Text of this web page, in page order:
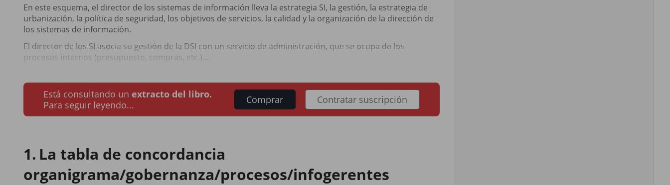
En este esquema, el director de los sistemas de información lleva la estrategia SI, la gestión, la estrategia de
urbanización, la política de seguridad, los objetivos de servicios, la calidad y la organización de la dirección de
los sistemas de información.
El director de los SI asocia su gestión de la DSI con un servicio de administración, que se ocupa de los
procesos internos (presupuesto, compras, etc.)....
Está consultando un extracto del libro.
Para seguir leyendo...
Comprar Contratar suscripción
La tabla de concordancia
organigrama/gobernanza/procesos/infogerentes